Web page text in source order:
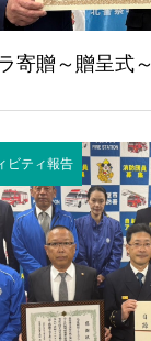
寄贈～贈呈式～
ティ報告